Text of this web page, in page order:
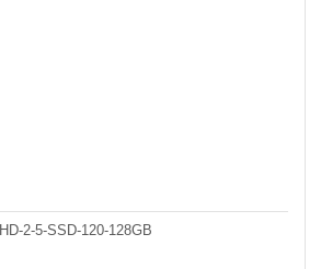
HD-2-5-SSD-120-128GB